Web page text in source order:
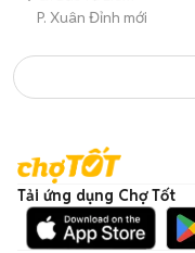
P. Xuân Đỉnh mới
Tải ứng dụng Chợ Tốt